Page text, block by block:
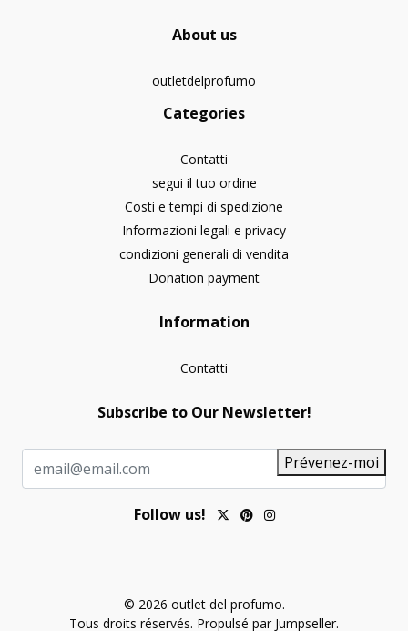
About us
outletdelprofumo
Categories
Contatti
segui il tuo ordine
Costi e tempi di spedizione
Informazioni legali e privacy
condizioni generali di vendita
Donation payment
Information
Contatti
Subscribe to Our Newsletter!
Prévenez-moi
Follow us!
© 2026 outlet del profumo.
Tous droits réservés. Propulsé par Jumpseller.